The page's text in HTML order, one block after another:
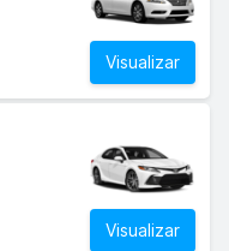
Visualizar
Visualizar